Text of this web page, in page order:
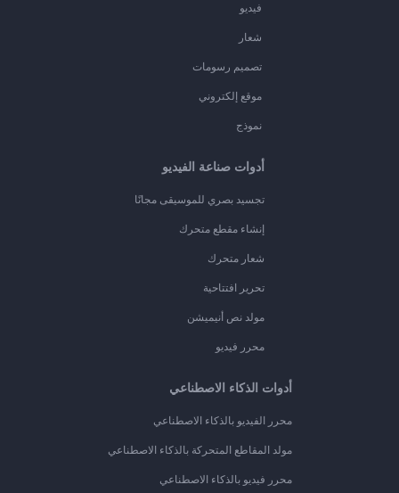
فيديو
شعار
تصميم رسومات
موقع إلكتروني
نموذج
أدوات صناعة الفيديو
تجسيد بصري للموسيقى مجانًا
إنشاء مقطع متحرك
شعار متحرك
تحرير افتتاحية
مولد نص أنيميشن
محرر فيديو
أدوات الذكاء الاصطناعي
محرر الفيديو بالذكاء الاصطناعي
مولد المقاطع المتحركة بالذكاء الاصطناعي
محرر فيديو بالذكاء الاصطناعي